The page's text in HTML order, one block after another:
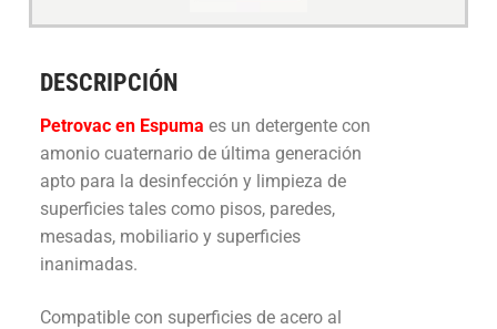
DESCRIPCIÓN
Petrovac en Espuma es un detergente con
amonio cuaternario de última generación
apto para la desinfección y limpieza de
superficies tales como pisos, paredes,
mesadas, mobiliario y superficies
inanimadas.
Compatible con superficies de acero al